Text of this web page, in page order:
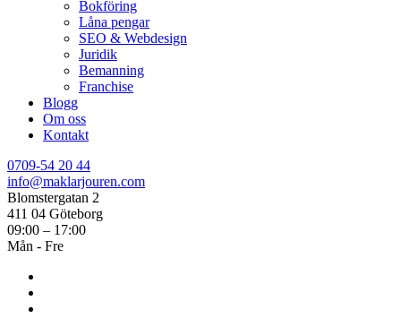
Bokföring
Låna pengar
SEO & Webdesign
Juridik
Bemanning
Franchise
Blogg
Om oss
Kontakt
0709-54 20 44
info@maklarjouren.com
Blomstergatan 2
411 04 Göteborg
09:00 – 17:00
Mån - Fre